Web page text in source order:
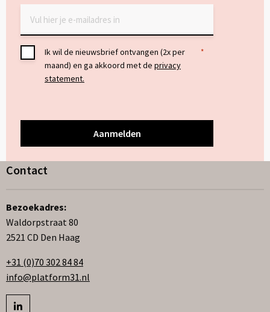
Toestemming
Ik wil de nieuwsbrief ontvangen (2x per
maand) en ga akkoord met de privacy
statement.
*
Contact
Bezoekadres:
Waldorpstraat 80
2521 CD Den Haag
+31 (0)70 302 84 84
info@platform31.nl